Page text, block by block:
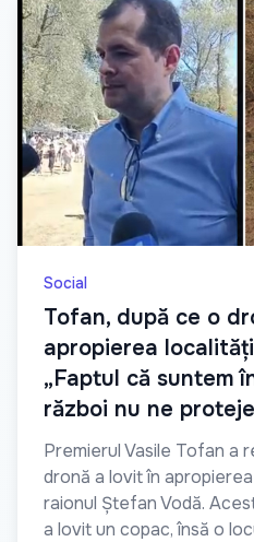
Social
Tofan, după ce o
apropierea
„Faptul că suntem
război nu ne
Premierul Vasile Tofan a
dronă a lovit în
raionul Ștefan Vodă.
a lovit un copac, însă o